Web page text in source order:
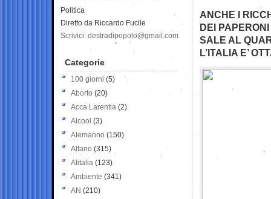
ANCHE I
DEI
SALE AL
L’ITALIA E’
Politica
Diretto da Riccardo Fucile
Scrivici: destradipopolo@gmail.com
Categorie
100 giorni (5)
Aborto (20)
Acca Larentia (2)
Alcool (3)
Alemanno (150)
Alfano (315)
Alitalia (123)
Ambiente (341)
AN (210)